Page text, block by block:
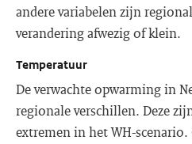
andere variabelen zijn
verandering afwezig of klein.
Temperatuur
De verwachte opwarming in
regionale verschillen. Deze
extremen in het WH-scenario.